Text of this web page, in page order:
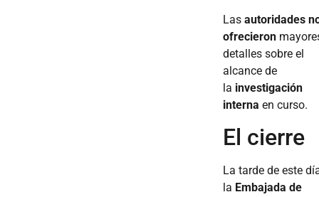
Lasautoridades
ofrecieron
detalles sobre el
alcance de
la investigación
interna en curso.
El cierre
La tarde de este
la Embajada de